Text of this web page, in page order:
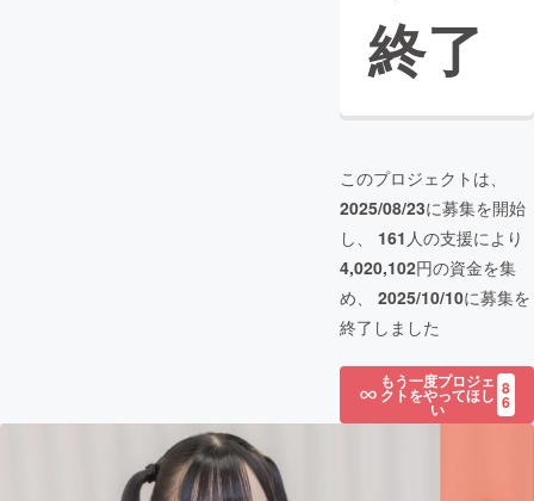
終了
このプロジェクトは、
2025/08/23に募集を開始
し、 161 人の支援により
4,020,102円の資金を集
め、 2025/10/10に募集を
終了しました
もう一度プロジェ
クトをやってほし
い
8
6